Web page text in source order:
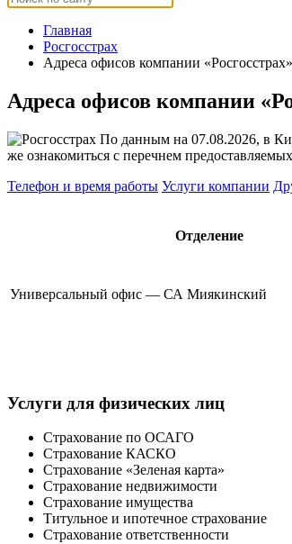
Главная
Росгосстрах
Адреса офисов компании
Адреса офисов компании
По данным на 07.08.2026, в
же ознакомиться с перечнем
Телефон и время работы Услуги компании
Отделение
Универсальный офис — СА Миякинский
Услуги для физических лиц
Страхование по ОСАГО
Страхование КАСКО
Страхование «Зеленая карта»
Страхование недвижимости
Страхование имущества
Титульное и ипотечное страхование
Страхование ответственности